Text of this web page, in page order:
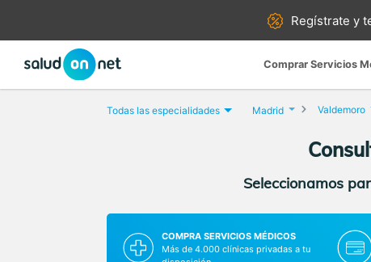
Regístrate y
Comprar Servicios
Todas las especialidades Madrid Valdemoro
Seleccionamos
COMPRA SERVICIOS MÉDICOS
Más de 4.000 clínicas privadas a tu